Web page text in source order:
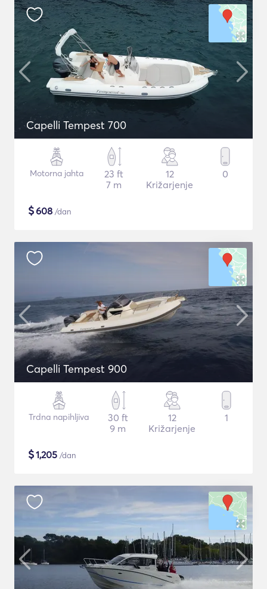
Capelli Tempest 700
Motorna jahta
23 ft
7 m
12
Križarjenje
0
$608 /dan
Capelli Tempest 900
Trdna napihljiva
30 ft
9 m
12
Križarjenje
1
$1,205 /dan